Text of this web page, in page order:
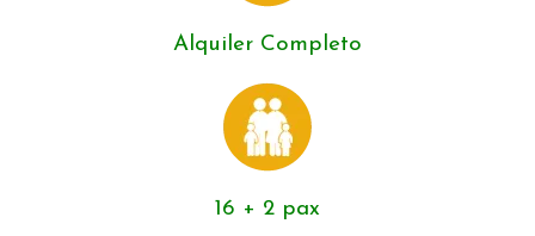
Alquiler Completo
16 + 2 pax